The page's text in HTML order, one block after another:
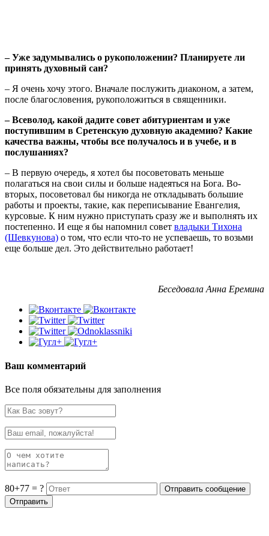
– Уже задумывались о рукоположении? Планируете ли
принять духовный сан?
– Я очень хочу этого. Вначале послужить диаконом, а затем,
после благословения, рукоположиться в священники.
– Всеволод, какой дадите совет абитуриентам и уже
поступившим в Сретенскую духовную академию? Какие
качества важны, чтобы все получалось и в учебе, и в
послушаниях?
– В первую очередь, я хотел бы посоветовать меньше
полагаться на свои силы и больше надеяться на Бога. Во-
вторых, посоветовал бы никогда не откладывать большие
работы и проекты, такие, как переписывание Евангелия,
курсовые. К ним нужно приступать сразу же и выполнять их
постепенно. И еще я бы напомнил совет владыки Тихона
(Шевкунова) о том, что если что-то не успеваешь, то возьми
еще больше дел. Это действительно работает!
Беседовала Анна Еремина
Ваш комментарий
Все поля обязательны для заполнения
80+77 = ?